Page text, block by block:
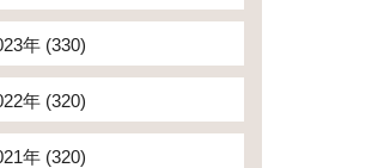
年 (330)
年 (320)
年 (320)